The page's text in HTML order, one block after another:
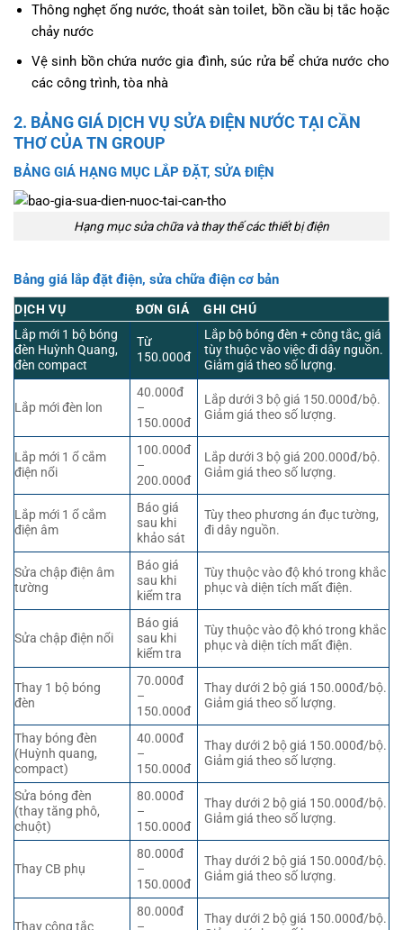
Thông nghẹt ống nước, thoát sàn toilet, bồn cầu bị tắc hoặc
chảy nước
Vệ sinh bồn chứa nước gia đình, súc rửa bể chứa nước cho
các công trình, tòa nhà
2. BẢNG GIÁ DỊCH VỤ SỬA ĐIỆN NƯỚC TẠI CẦN
THƠ CỦA TN GROUP
BẢNG GIÁ HẠNG MỤC LẮP ĐẶT, SỬA ĐIỆN
Hạng mục sửa chữa và thay thế các thiết bị điện
Bảng giá lắp đặt điện, sửa chữa điện cơ bản
DỊCH VỤ ĐƠN GIÁ
GHI CHÚ
Lắp mới 1 bộ bóng
đèn Huỳnh Quang,
đèn compact
Từ
150.000đ
Lắp bộ bóng đèn + công tắc, giá
tùy thuộc vào việc đi dây nguồn.
Giảm giá theo số lượng.
Lắp mới đèn lon
40.000đ
–
150.000đ
Lắp dưới 3 bộ giá 150.000đ/bộ.
Giảm giá theo số lượng.
Lắp mới 1 ổ cắm
điện nổi
100.000đ
–
200.000đ
Lắp dưới 3 bộ giá 200.000đ/bộ.
Giảm giá theo số lượng.
Lắp mới 1 ổ cắm
điện âm
Báo giá
sau khi
khảo sát
Tùy theo phương án đục tường,
đi dây nguồn.
Sửa chập điện âm
tường
Báo giá
sau khi
kiểm tra
Tùy thuộc vào độ khó trong khắc
phục và diện tích mất điện.
Sửa chập điện nổi
Báo giá
sau khi
kiểm tra
Tùy thuộc vào độ khó trong khắc
phục và diện tích mất điện.
Thay 1 bộ bóng
đèn
70.000đ
–
150.000đ
Thay dưới 2 bộ giá 150.000đ/bộ.
Giảm giá theo số lượng.
Thay bóng đèn
(Huỳnh quang,
compact)
40.000đ
–
150.000đ
Thay dưới 2 bộ giá 150.000đ/bộ.
Giảm giá theo số lượng.
Sửa bóng đèn
(thay tăng phô,
chuột)
80.000đ
–
150.000đ
Thay dưới 2 bộ giá 150.000đ/bộ.
Giảm giá theo số lượng.
Thay CB phụ
80.000đ
–
150.000đ
Thay dưới 2 bộ giá 150.000đ/bộ.
Giảm giá theo số lượng.
Thay công tắc
80.000đ
–
Thay dưới 2 bộ giá 150.000đ/bộ.